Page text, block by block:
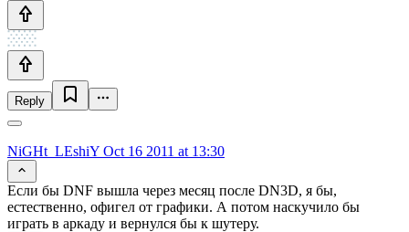
Reply
NiGHt_LEshiY Oct 16 2011 at 13:30
Если бы DNF вышла через месяц после DN3D, я бы,
естественно, офигел от графики. А потом наскучило бы
играть в аркаду и вернулся бы к шутеру.